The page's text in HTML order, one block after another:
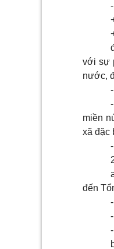
với sự
nước,
miền
xã đặc
đến